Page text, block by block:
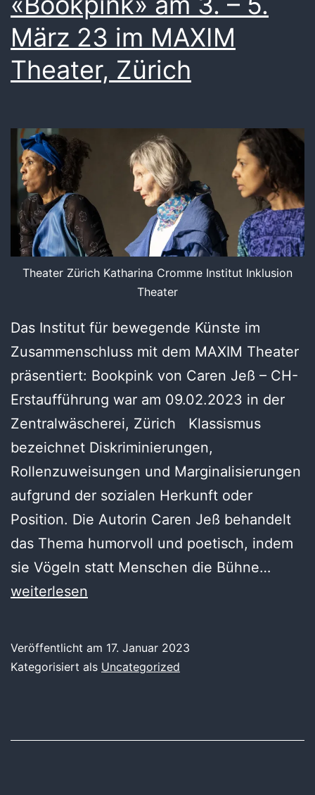
März 23 im MAXIM
Theater, Zürich
Theater Zürich Katharina Cromme Institut Inklusion
Theater
Das Institut für bewegende Künste im
Zusammenschluss mit dem MAXIM Theater
präsentiert: Bookpink von Caren Jeß – CH-
Erstaufführung war am 09.02.2023 in der
Zentralwäscherei, Zürich Klassismus
bezeichnet Diskriminierungen,
Rollenzuweisungen und Marginalisierungen
aufgrund der sozialen Herkunft oder
Position. Die Autorin Caren Jeß behandelt
das Thema humorvoll und poetisch, indem
sie Vögeln statt Menschen die Bühne…
weiterlesen
Veröffentlicht am 17. Januar 2023
Kategorisiert als Uncategorized